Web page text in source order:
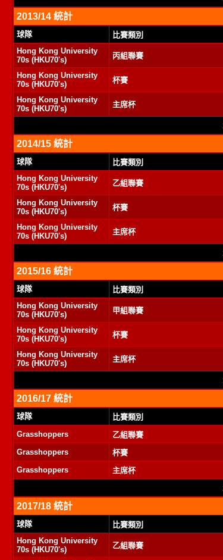
2013/14 統計
球隊 比賽類別
Hong Kong University
70s (HKU70's)
丙組聯賽
Hong Kong University
70s (HKU70's)
杯賽
Hong Kong University
70s (HKU70's)
主席杯
2014/15 統計
球隊 比賽類別
Hong Kong University
70s (HKU70's)
乙組聯賽
Hong Kong University
70s (HKU70's)
杯賽
Hong Kong University
70s (HKU70's)
主席杯
2015/16 統計
球隊 比賽類別
Hong Kong University
70s (HKU70's)
甲組聯賽
Hong Kong University
70s (HKU70's)
杯賽
Hong Kong University
70s (HKU70's)
主席杯
2016/17 統計
球隊 比賽類別
Grasshoppers
乙組聯賽
Grasshoppers 杯賽
Grasshoppers 主席杯
2017/18 統計
球隊 比賽類別
Hong Kong University
70s (HKU70's)
乙組聯賽